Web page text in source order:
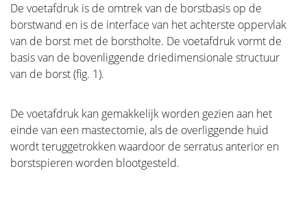
Behandeling
Bij de behandeling van een borstkanker hoort
meteen ook een keuze gemaakt te worden rondom
onze Stichting dan dezeawarenessbij de patiënten en
oncologische chirurgen te brengen. Door vooraf een
geïnformeerde beslissing te nemen, blazen we geen
bruggen op voor een latere reconstructie zonder
hierbij het oncologische aspect uit het oog te
De voetafdruk is de omtrek van de borstbasis op de
borstwand en is de interface van het achterste oppervlak
van de borst met de borstholte. De voetafdruk vormt de
basis van de bovenliggende driedimensionale structuur
van de borst (fig. 1).
De voetafdruk kan gemakkelijk worden gezien aan het
einde van een mastectomie, als de overliggende huid
wordt teruggetrokken waardoor de serratus anterior en
borstspieren worden blootgesteld.